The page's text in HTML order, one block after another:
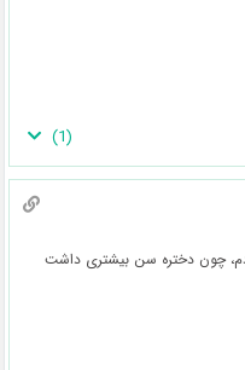
(
1
)
چون دختره سن بیشتری داشت